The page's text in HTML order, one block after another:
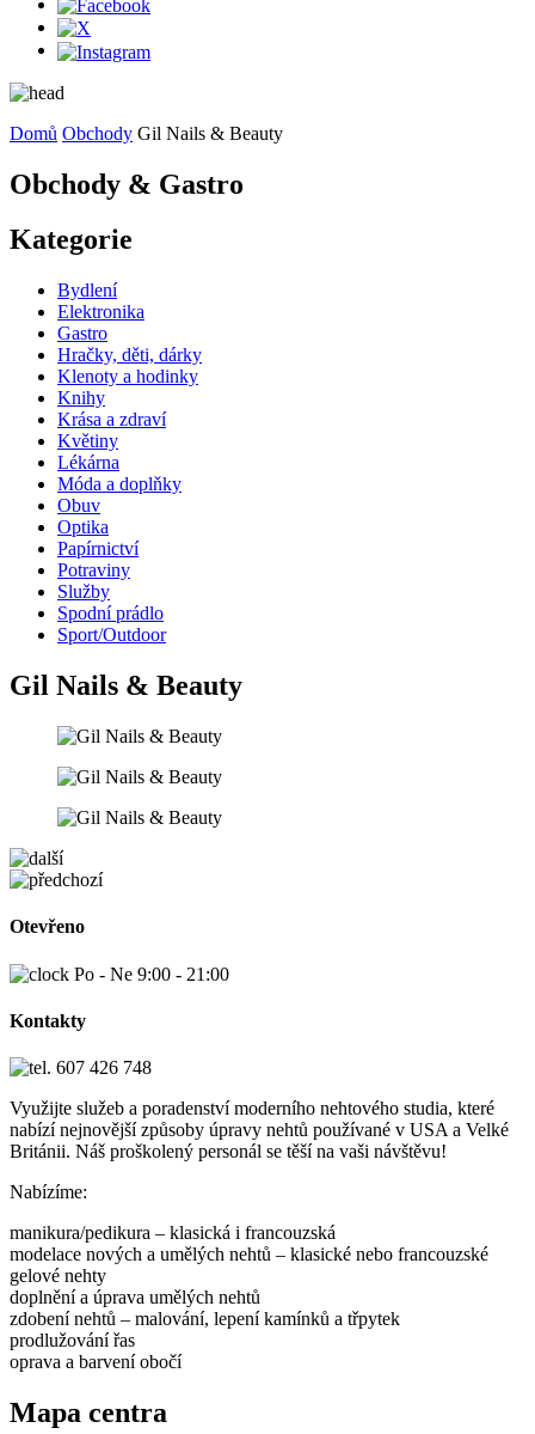
Domů Obchody Gil Nails & Beauty
Obchody & Gastro
Kategorie
Bydlení
Elektronika
Gastro
Hračky, děti, dárky
Klenoty a hodinky
Knihy
Krása a zdraví
Květiny
Lékárna
Móda a doplňky
Obuv
Optika
Papírnictví
Potraviny
Služby
Spodní prádlo
Sport/Outdoor
Gil Nails & Beauty
Otevřeno
Po - Ne 9:00 - 21:00
Kontakty
607 426 748
Využijte služeb a poradenství moderního nehtového studia, které
nabízí nejnovější způsoby úpravy nehtů používané v USA a Velké
Británii. Náš proškolený personál se těší na vaši návštěvu!
Nabízíme:
manikura/pedikura – klasická i francouzská
modelace nových a umělých nehtů – klasické nebo francouzské
gelové nehty
doplnění a úprava umělých nehtů
zdobení nehtů – malování, lepení kamínků a třpytek
prodlužování řas
oprava a barvení obočí
Mapa centra